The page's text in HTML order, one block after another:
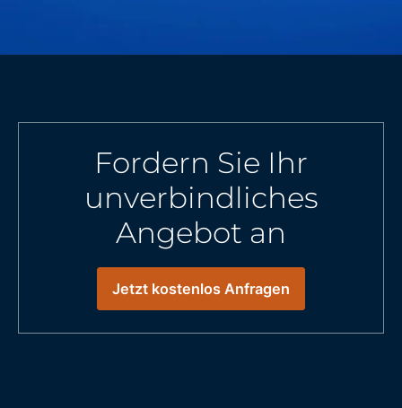
Fordern Sie Ihr
unverbindliches
Angebot an
Jetzt kostenlos Anfragen